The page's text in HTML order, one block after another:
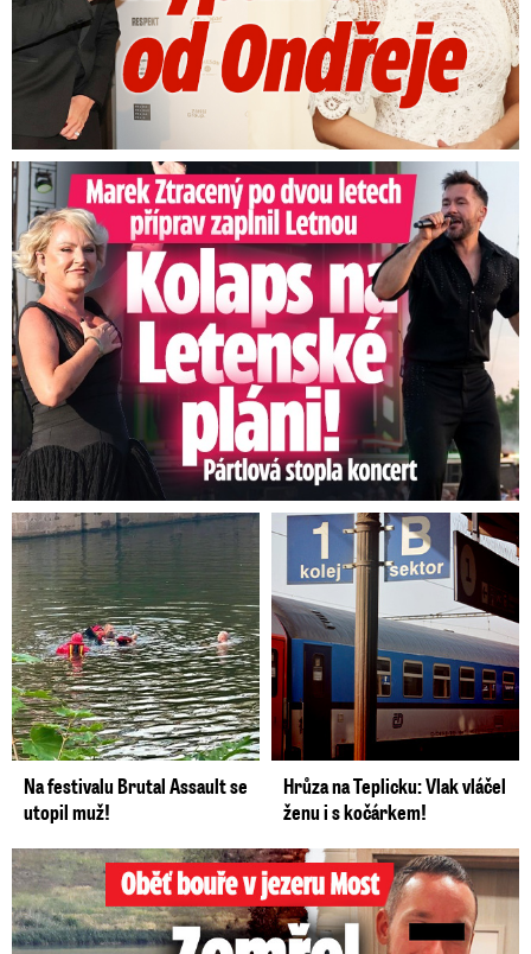
Marek Ztracený na Letné: Pártlová stopla koncert
Na festivalu Brutal Assault se
utopil muž!
Hrůza na Teplicku: Vlak vláčel
ženu i s kočárkem!
Oběť bouře v jezeru Most: Zemřel táta Dominik (†28)